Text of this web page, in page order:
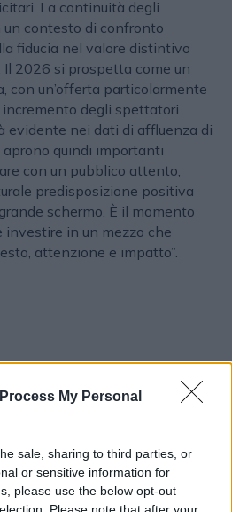
My Personal
sale, sharing to third parties, or
or sensitive information for
please use the below opt-out
Please note that after your
La continuità degli
contesto di confronto
fiducia nel valore distintivo
Il 2026 si prospetta come un
con un’offerta particolarmente
degli spettatori
evidente nei dati di affluenza di
aprono quindi importanti
con un pubblico attento,
predisposizione positiva
schermo. È il momento
investire in un mezzo che
attenzione e impatto”.
piacerti